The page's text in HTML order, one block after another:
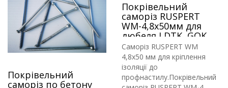
Покрівельний
саморіз по бетону
Покрівельний
саморіз RUSPERT
WM-4,8х50мм для
дюбеля LDTK, GOK,
RIF.
Саморіз RUSPERT WM
4,8х50 мм для кріплення
ізоляції до
профнастилу.Покрівельний